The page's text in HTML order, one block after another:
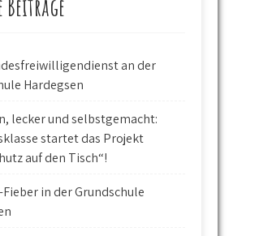
Beiträge
an der
Hardegsen
lecker und selbstgemacht:
startet das Projekt
auf den Tisch“!
Fieber in der Grundschule